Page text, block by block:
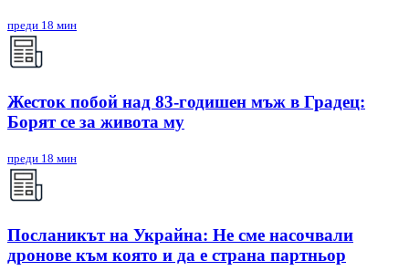
преди 18 мин
Жесток побой над 83-годишен мъж в Градец:
Борят се за живота му
преди 18 мин
Посланикът на Украйна: Не сме насочвали
дронове към която и да е страна партньор